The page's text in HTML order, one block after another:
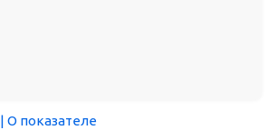
| О показателе